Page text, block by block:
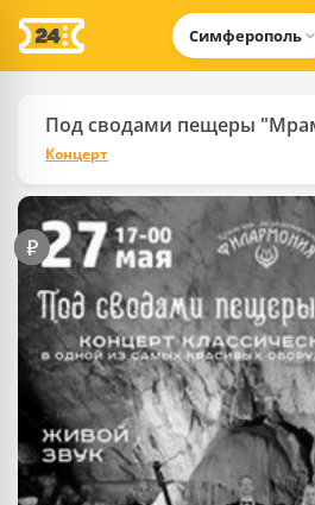
Симферополь
Под сводами пещеры
Концерт